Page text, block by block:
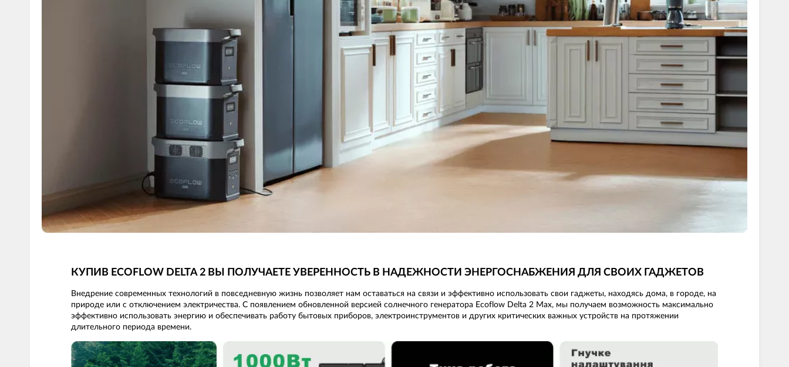
КУПИВ ECOFLOW DELTA 2 ВЫ ПОЛУЧАЕТЕ УВЕРЕННОСТЬ В НАДЕЖНОСТИ ЭНЕРГОСНАБЖЕНИЯ ДЛЯ СВОИХ ГАДЖЕТОВ
Внедрение современных технологий в повседневную жизнь позволяет нам оставаться на связи и эффективно использовать свои гаджеты, находясь дома, в городе, на
природе или с отключением электричества. С появлением обновленной версией солнечного генератора Ecoflow Delta 2 Max, мы получаем возможность максимально
эффективно использовать энергию и обеспечивать работу бытовых приборов, электроинструментов и других критических важных устройств на протяжении
длительного периода времени.